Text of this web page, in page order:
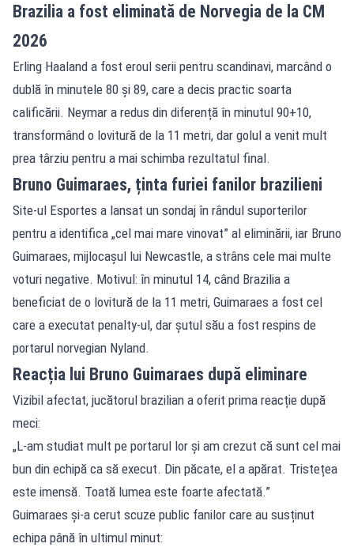
Brazilia a fost eliminată de Norvegia de la CM
2026
Erling Haaland a fost eroul serii pentru scandinavi, marcând o
dublă în minutele 80 și 89, care a decis practic soarta
calificării. Neymar a redus din diferență în minutul 90+10,
transformând o lovitură de la 11 metri, dar golul a venit mult
prea târziu pentru a mai schimba rezultatul final.
Bruno Guimaraes, ținta furiei fanilor brazilieni
Site-ul Esportes a lansat un sondaj în rândul suporterilor
pentru a identifica „cel mai mare vinovat” al eliminării, iar Bruno
Guimaraes, mijlocașul lui Newcastle, a strâns cele mai multe
voturi negative. Motivul: în minutul 14, când Brazilia a
beneficiat de o lovitură de la 11 metri, Guimaraes a fost cel
care a executat penalty-ul, dar șutul său a fost respins de
portarul norvegian Nyland.
Reacția lui Bruno Guimaraes după eliminare
Vizibil afectat, jucătorul brazilian a oferit prima reacție după
meci:
„L-am studiat mult pe portarul lor și am crezut că sunt cel mai
bun din echipă ca să execut. Din păcate, el a apărat. Tristețea
este imensă. Toată lumea este foarte afectată.”
Guimaraes și-a cerut scuze public fanilor care au susținut
echipa până în ultimul minut: